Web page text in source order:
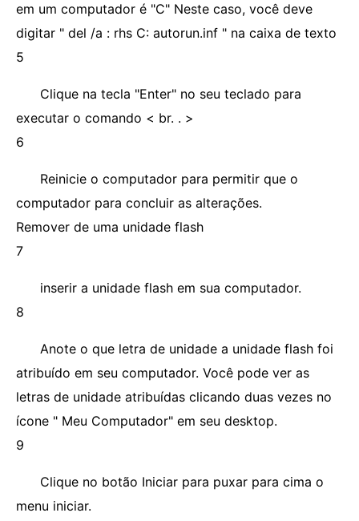
em um computador é "C" Neste caso, você deve
digitar " del /a : rhs C: autorun.inf " na caixa de texto
5
Clique na tecla "Enter" no seu teclado para
executar o comando < br. . >
6
Reinicie o computador para permitir que o
computador para concluir as alterações.
Remover de uma unidade flash
7
inserir a unidade flash em sua computador.
8
Anote o que letra de unidade a unidade flash foi
atribuído em seu computador. Você pode ver as
letras de unidade atribuídas clicando duas vezes no
ícone " Meu Computador" em seu desktop.
9
Clique no botão Iniciar para puxar para cima o
menu iniciar.